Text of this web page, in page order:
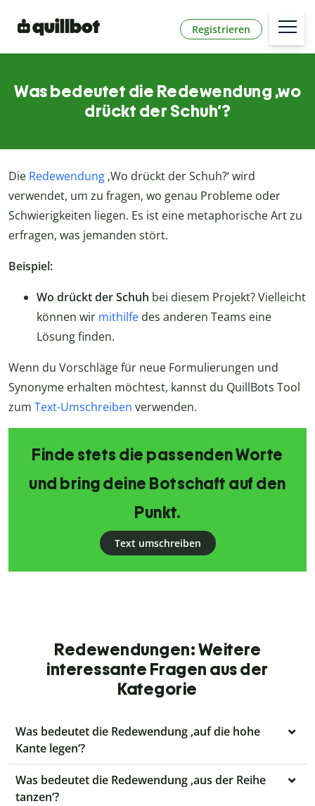
Registrieren
Was bedeutet die Redewendung ‚wo
drückt der Schuh‘?
Die Redewendung ‚Wo drückt der Schuh?‘ wird
verwendet, um zu fragen, wo genau Probleme oder
Schwierigkeiten liegen. Es ist eine metaphorische Art zu
erfragen, was jemanden stört.
Beispiel:
Wo drückt der Schuh bei diesem Projekt? Vielleicht
können wir mithilfe des anderen Teams eine
Lösung finden.
Wenn du Vorschläge für neue Formulierungen und
Synonyme erhalten möchtest, kannst du QuillBots Tool
zum Text-Umschreiben verwenden.
Finde stets die passenden Worte
und bring deine Botschaft auf den
Punkt.
Text umschreiben
Redewendungen: Weitere
interessante Fragen aus der
Kategorie
Was bedeutet die Redewendung ‚auf die hohe
Kante legen‘?
Was bedeutet die Redewendung ‚aus der Reihe
tanzen‘?